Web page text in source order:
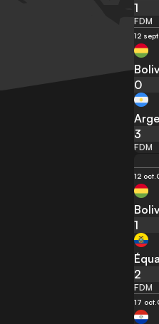
1
FDM
12 sept.
0
3
FDM
12 oct.
1
2
FDM
17 oct.